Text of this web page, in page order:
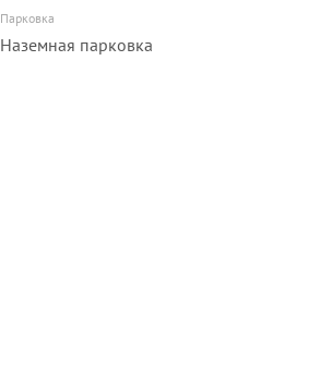
Парковка
Наземная парковка